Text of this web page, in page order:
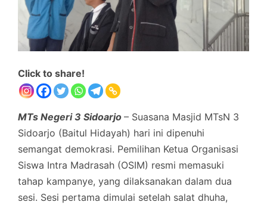
Click to share!
MTs Negeri 3 Sidoarjo – Suasana Masjid MTsN 3
Sidoarjo (Baitul Hidayah) hari ini dipenuhi
semangat demokrasi. Pemilihan Ketua Organisasi
Siswa Intra Madrasah (OSIM) resmi memasuki
tahap kampanye, yang dilaksanakan dalam dua
sesi. Sesi pertama dimulai setelah salat dhuha,